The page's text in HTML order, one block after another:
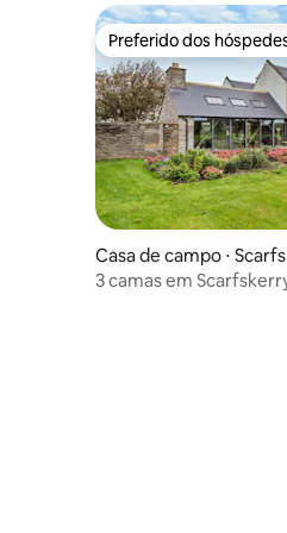
Preferido dos
Preferido dos
Casa de campo ⋅
3 camas em